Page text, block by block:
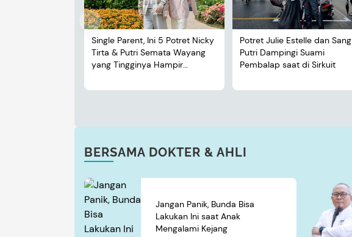
Single Parent, Ini 5 Potret Nicky
Tirta & Putri Semata Wayang
yang Tingginya Hampir
Potret Julie Estelle dan Sang
Putri Dampingi Suami
Pembalap saat di Sirkuit
BERSAMA DOKTER & AHLI
Jangan Panik, Bunda Bisa
Lakukan Ini saat Anak
Mengalami Kejang